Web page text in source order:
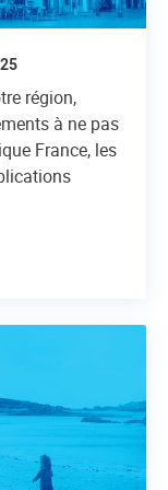
région,
à ne pas
France, les